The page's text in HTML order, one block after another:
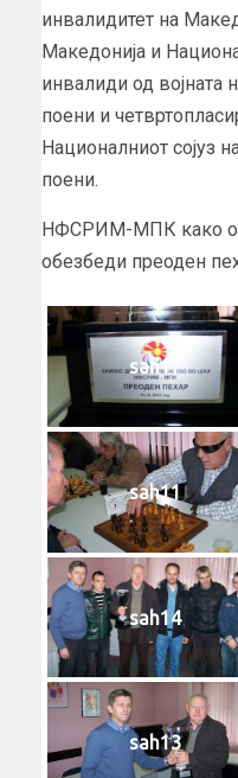
инвалидитет на
Македонија и
инвалиди од војната
поени и
Националниот сојуз
поени.
НФСРИМ-МПК како
обезбеди преоден
sah17
sah11
sah14
sah13